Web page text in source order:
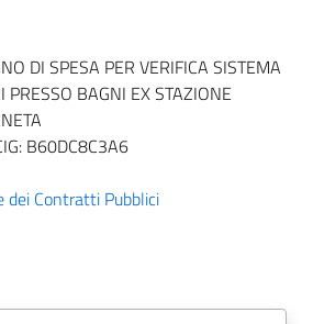
DI SPESA PER VERIFICA SISTEMA
PRESSO BAGNI EX STAZIONE
B60DC8C3A6
dei Contratti Pubblici